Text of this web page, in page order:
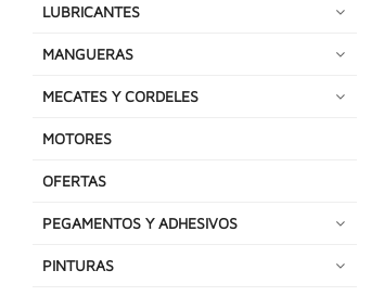
LUBRICANTES
MANGUERAS
MECATES Y CORDELES
MOTORES
OFERTAS
PEGAMENTOS Y ADHESIVOS
PINTURAS